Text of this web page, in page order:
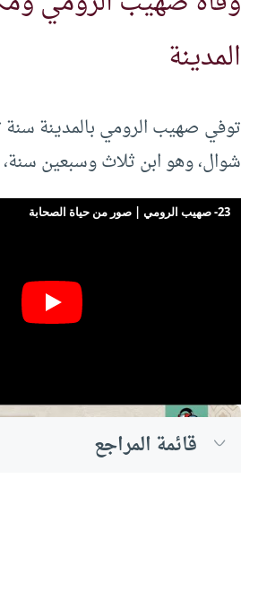
المدينة
توفي صهيب الرومي بالمدينة سنة
شوال، وهو ابن ثلاث وسبعين سنة،
23- صهيب الرومي | صور من حياة الصحابة
قائمة المراجع